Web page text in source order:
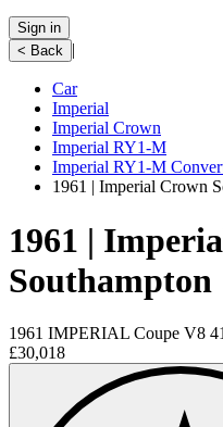
Sign in
< Back |
Car
Imperial
Imperial Crown
Imperial RY1-M
Imperial RY1-M
1961 | Imperial Crown
1961 |
Southampton
1961 IMPERIAL Coupe V8
£30,018